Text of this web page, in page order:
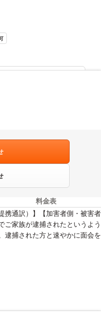
情報を見る
料金表
携通訳）】【加害者側・被害者
ご家族が逮捕されたというよう
逮捕された方と速やかに面会を